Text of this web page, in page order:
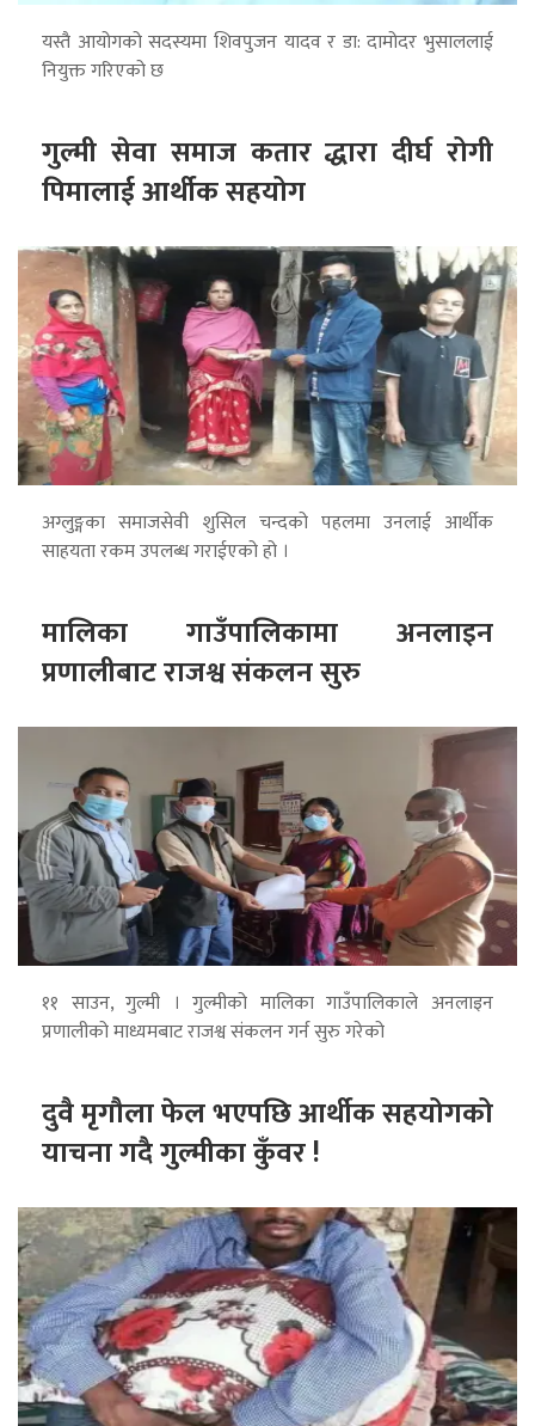
यस्तै आयोगको सदस्यमा शिवपुजन यादव र डा: दामोदर भुसाललाई
नियुक्त गरिएको छ
गुल्मी सेवा समाज कतार द्धारा दीर्घ रोगी
पिमालाई आर्थीक सहयोग
अग्लुङ्गका समाजसेवी शुसिल चन्दको पहलमा उनलाई आर्थीक
साहयता रकम उपलब्ध गराईएको हो ।
मालिका गाउँपालिकामा अनलाइन
प्रणालीबाट राजश्व संकलन सुरु
११ साउन, गुल्मी । गुल्मीको मालिका गाउँपालिकाले अनलाइन
प्रणालीको माध्यमबाट राजश्व संकलन गर्न सुरु गरेको
दुवै मृगौला फेल भएपछि आर्थीक सहयोगको
याचना गदै गुल्मीका कुँवर !